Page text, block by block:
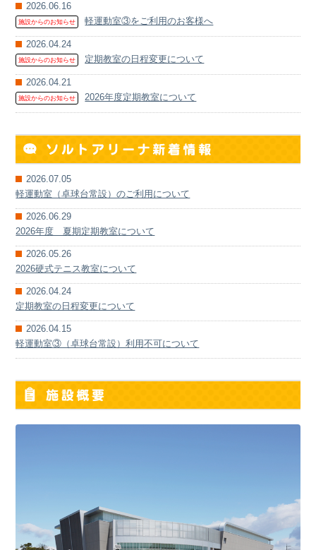
2026.06.16
施設からのお知らせ 軽運動室③をご利用のお客様へ
2026.04.24
施設からのお知らせ 定期教室の日程変更について
2026.04.21
施設からのお知らせ 2026年度定期教室について
2026.07.05
軽運動室（卓球台常設）のご利用について
2026.06.29
2026年度 夏期定期教室について
2026.05.26
2026硬式テニス教室について
2026.04.24
定期教室の日程変更について
2026.04.15
軽運動室③（卓球台常設）利用不可について